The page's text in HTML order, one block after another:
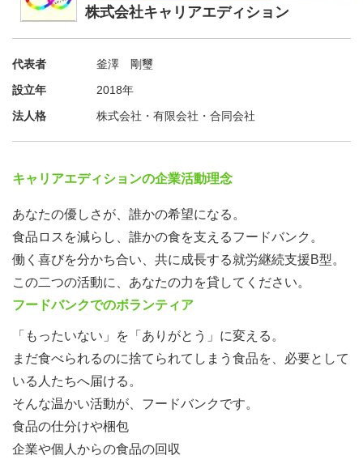
株式会社キャリアエディション
代表者
釜澤 剛璽
設立年
2018年
法人格
株式会社・有限会社・合同会社
キャリアエディションの企業活動理念
あなたの優しさが、誰かの希望になる。
食品ロスを減らし、誰かの食を支えるフードバンク。
働く喜びを分かち合い、共に成長する就労継続支援B型。
この二つの活動に、あなたの力を貸してください。
フードバンクでのボランティア
「もったいない」を「ありがとう」に変える。
まだ食べられるのに捨てられてしまう食品を、必要として
いる人たちへ届ける。
そんな温かい活動が、フードバンクです。
食品の仕分けや梱包
企業や個人からの食品の回収